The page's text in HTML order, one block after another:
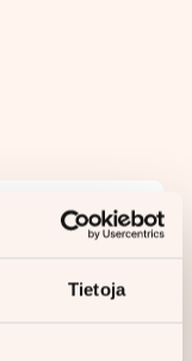
Tietoja
185,98 €